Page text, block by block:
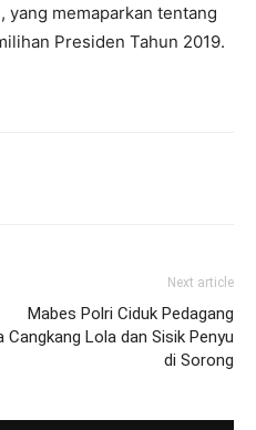
yang memaparkan tentang
Presiden Tahun 2019.
Next article
Mabes Polri Ciduk Pedagang
Cangkang Lola dan Sisik Penyu
di Sorong